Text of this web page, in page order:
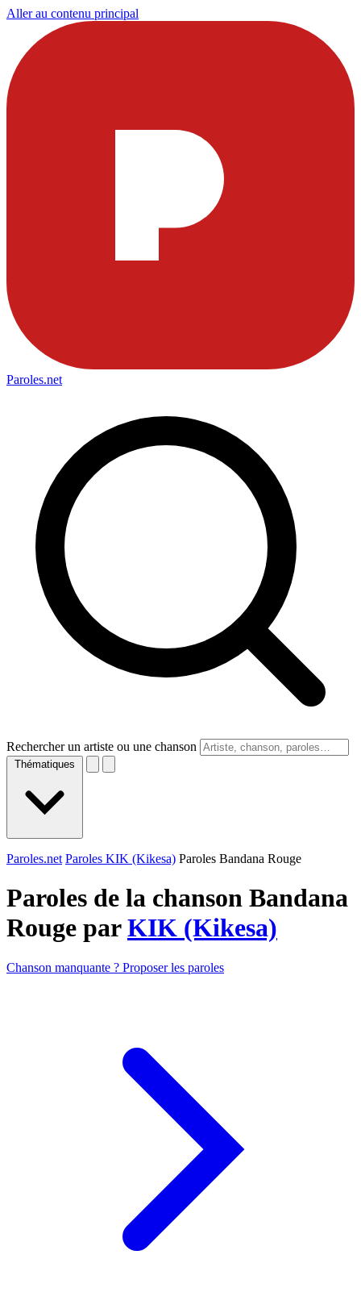
Aller au contenu principal
Paroles.net
Rechercher un artiste ou une chanson
Thématiques
Paroles.net Paroles KIK (Kikesa) Paroles Bandana Rouge
Paroles de la chanson Bandana
Rouge parKIK (Kikesa)
Chanson manquante ? Proposer les paroles